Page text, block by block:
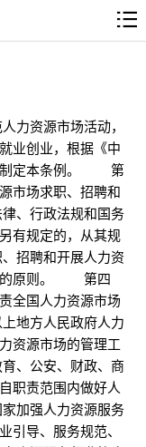
源市场活动，
业创业，根据《中
制定本条例。 第
市场求职、招聘和
、行政法规和国务
有规定的，从其规
聘和开展人力资
的原则。 第四
全国人力资源市场
地方人民政府人力
资源市场的管理工
、公安、财政、商
职责范围内做好人
强人力资源服务
引导、服务规范、